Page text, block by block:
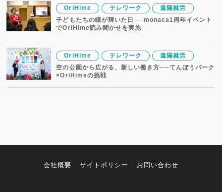
OriHime テレワーク
遠隔就労
子どもたちの瞳が輝いた日──monaca1周年イベント
でOriHime読み聞かせを実施
OriHime テレワーク
遠隔就労
空の公園から広がる、新しい働き方──てんぼうパーク
×OriHimeの挑戦
会社概要 サイトポリシー お問い合わせ